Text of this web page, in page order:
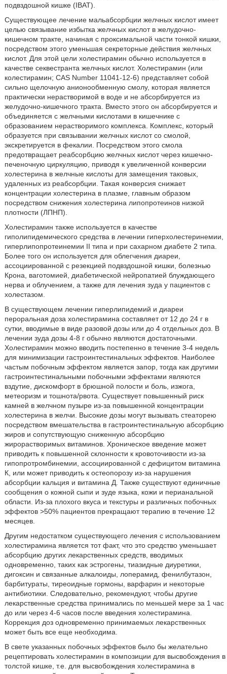
подвздошной кишке (IBAT).
Существующее лечение мальабсорбции желчных кислот имеет
целью связывание избытка желчных кислот в желудочно-
кишечном тракте, начиная с проксимальной части тонкой кишки,
посредством этого уменьшая секреторные действия желчных
кислот. Для этой цели холестирамин обычно используется в
качестве секвестранта желчных кислот. Холестирамин (или
колестирамин; CAS Number 11041-12-6) представляет собой
сильно щелочную анионообменную смолу, которая является
практически нерастворимой в воде и не абсорбируется из
желудочно-кишечного тракта. Вместо этого он абсорбируется и
объединяется с желчными кислотами в кишечнике с
образованием нерастворимого комплекса. Комплекс, который
образуется при связывании желчных кислот со смолой,
экскретируется в фекалии. Посредством этого смола
предотвращает реабсорбцию желчных кислот через кишечно-
печеночную циркуляцию, приводя к увеличенной конверсии
холестерина в желчные кислоты для замещения таковых,
удаленных из реабсорбции. Такая конверсия снижает
концентрации холестерина в плазме, главным образом
посредством снижения холестерина липопротеинов низкой
плотности (ЛПНП).
Холестирамин также используется в качестве
гиполипидемического средства в лечении гиперхолестеринемии,
гиперлипопротеинемии II типа и при сахарном диабете 2 типа.
Более того он используется для облегчения диареи,
ассоциированной с резекцией подвздошной кишки, болезнью
Крона, ваготомией, диабетической нейропатией блуждающего
нерва и облучением, а также для лечения зуда у пациентов с
холестазом.
В существующем лечении гиперлипидемий и диареи
пероральная доза холестирамина составляет от 12 до 24 г в
сутки, вводимые в виде разовой дозы или до 4 отдельных доз. В
лечении зуда дозы 4-8 г обычно являются достаточными.
Холестирамин можно вводить постепенно в течение 3-4 недель
для минимизации гастроинтестинальных эффектов. Наиболее
частым побочным эффектом является запор, тогда как другими
гастроинтестинальными побочными эффектами являются
вздутие, дискомфорт в брюшной полости и боль, изжога,
метеоризм и тошнота/рвота. Существует повышенный риск
камней в желчном пузыре из-за повышенной концентрации
холестерина в желчи. Высокие дозы могут вызывать стеаторею
посредством вмешательства в гастроинтестинальную абсорбцию
жиров и сопутствующую сниженную абсорбцию
жирорастворимых витаминов. Хроническое введение может
приводить к повышенной склонности к кровоточивости из-за
гипопротромбинемии, ассоциированной с дефицитом витамина
К, или может приводить к остеопорозу из-за нарушения
абсорбции кальция и витамина Д. Также существуют единичные
сообщения о кожной сыпи и зуде языка, кожи и перианальной
области. Из-за плохого вкуса и текстуры и различных побочных
эффектов >50% пациентов прекращают терапию в течение 12
месяцев.
Другим недостатком существующего лечения с использованием
холестирамина является тот факт, что это средство уменьшает
абсорбцию других лекарственных средств, вводимых
одновременно, таких как эстрогены, тиазидные диуретики,
дигоксин и связанные алкалоиды, лоперамид, фенилбутазон,
барбитураты, тиреоидные гормоны, варфарин и некоторые
антибиотики. Следовательно, рекомендуют, чтобы другие
лекарственные средства принимались по меньшей мере за 1 час
до или через 4-6 часов после введения холестирамина.
Коррекция доз одновременно принимаемых лекарственных
может быть все еще необходима.
В свете указанных побочных эффектов было бы желательно
рецептировать холестирамин в композиции для высвобождения в
толстой кишке, т.е. для высвобождения холестирамина в